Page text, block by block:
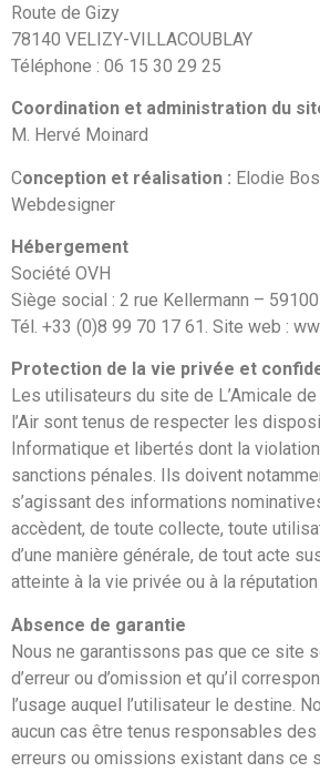
Route de Gizy
78140 VELIZY-VILLACOUBLAY
Téléphone : 06 15 30 29 25
Coordination et administration du
M. Hervé Moinard
Conception et réalisation : Elodie
Webdesigner
Hébergement
Société OVH
Siège social : 2 rue Kellermann –
Tél. +33 (0)8 99 70 17 61. Site web :
Protection de la vie privée et
Les utilisateurs du site de L’Amicale
l’Air sont tenus de respecter les
Informatique et libertés dont la
sanctions pénales. Ils doivent
s’agissant des informations
accèdent, de toute collecte, toute
d’une manière générale, de tout acte
atteinte à la vie privée ou à la
Absence de garantie
Nous ne garantissons pas que ce site
d’erreur ou d’omission et qu’il
l’usage auquel l’utilisateur le destine.
aucun cas être tenus responsables
erreurs ou omissions existant dans ce